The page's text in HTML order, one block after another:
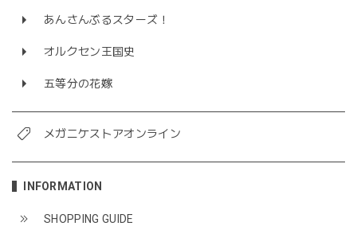
あんさんぶるスターズ！
オルクセン王国史
五等分の花嫁
メガニケストアオンライン
INFORMATION
SHOPPING GUIDE